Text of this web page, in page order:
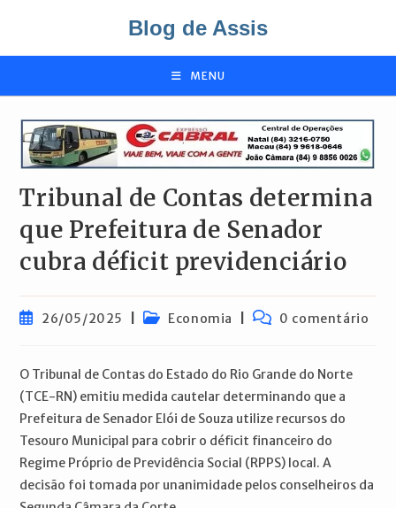
o
Blog de Assis
MENU
Tribunal de Contas determina
que Prefeitura de Senador
cubra déficit previdenciário
Post26/05/2025
Categoria
Economia
Comentários
0 comentário
O Tribunal de Contas do Estado do Rio Grande do Norte
(TCE-RN) emitiu medida cautelar determinando que a
Prefeitura de Senador Elói de Souza utilize recursos do
Tesouro Municipal para cobrir o déficit financeiro do
Regime Próprio de Previdência Social (RPPS) local. A
decisão foi tomada por unanimidade pelos conselheiros da